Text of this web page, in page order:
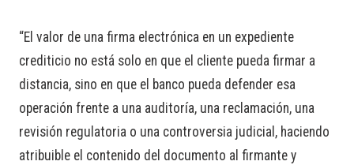
“El valor de una firma electrónica en un expediente
crediticio no está solo en que el cliente pueda firmar a
distancia, sino en que el banco pueda defender esa
operación frente a una auditoría, una reclamación, una
revisión regulatoria o una controversia judicial, haciendo
atribuible el contenido del documento al firmante y